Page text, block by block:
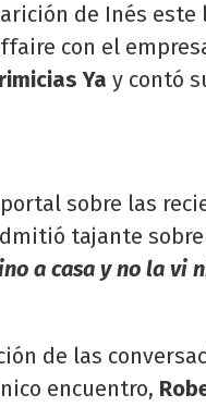
de Inés este
con el
Ya y contó
sobre las
tajante sobre
a casa y no la vi
de las
encuentro,